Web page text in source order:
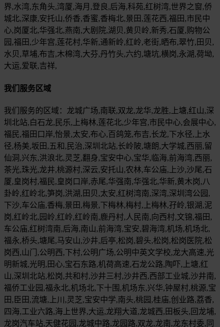
界,水湾,东角头,湾厦,海月,登良,后海,科苑,红树湾,世界之窗,侨
城北,深康,安托山,侨香,香蜜,香梅北,景田,莲花西,福田,市民中
心,岗厦北,华强北,燕南,大剧院,湖贝,黄贝岭,新秀,石厦,购物公
园,福田,少年宫,莲花村,华新,通新岭,红岭,老街,晒布,翠竹,田贝,
水贝,草埔,布吉,木棉湾,大芬,丹竹头,六约,塘坑,横岗,永湖,荷坳,
大运,爱联,吉祥,
我们服务区域
我们服务的区域：龙城广场,南联,双龙,龙华,龙胜,上塘,红山,深
圳北站,白石龙,民乐,上梅林,莲花北,少年宫,市民中心,会展中心,
福民,福田口岸,怡景,太安,布心,百鸽笼,布吉,长龙,下水径,上水
径,杨美,坂田,五和,民治,深圳北站,长岭陂,塘朗,大学城,西丽,留
仙洞,兴东,洪浪北,灵芝,翻身,宝安中心,宝华,临海,前海湾,西丽,
茶光,珠光,龙井,桃源村,深云,安托山,农林,车公庙,上沙,沙尾,石
厦,皇岗村,福民,皇岗口岸,赤尾,华强南,华强北,华新,黄木岗,八
卦岭,红岭北,笋岗,洪湖,田贝,太安,红树湾南,深湾,深圳湾公园,
下沙,车公庙,香梅,景田,梅景,下梅林,梅村,上梅林,孖岭,银湖,泥
岗,红岭北,园岭,红岭,红岭南,鹿丹村,人民南,向西村,文锦,福田,
车公庙,红树湾南,后海,南山,前海湾,宝安,碧海湾,机场,机场北,
福永,桥头,塘尾,马安山,沙井,后亭,松岗,碧头,松岗,松岗医院,松
岗西,山门,公明西,下村,公明广场,公明中英文学校,龙大高速,光
明新城,光明,田心,宝石东路,机荷高速,石龙公路,陶吓,上塘,红
山,深圳北站,松岗,共和村,沙井三村,沙井西,西部工业城,沙井南,
福侨工业园,福永北,机场北,下十围,机场东,兴华,钟屋村,桃源,宝
田,臣田,流塘,上川,灵芝,宝安中学,南头,桃园,桂庙,创业路,荔香,
四海,工业六路,海上世界,大运,龙翔大道,龙城西,田板头,回龙埔,
龙岗汽车站,天健花园,龙城中路,龙园路,双龙,龙南,龙东村委,同